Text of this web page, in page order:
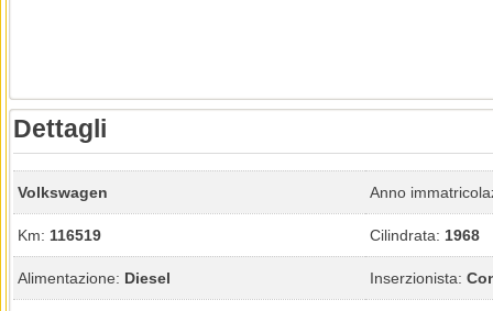
Dettagli
Volkswagen Anno
Km: 116519 Cilindrata: 1968
Alimentazione: Diesel Inserzionista: